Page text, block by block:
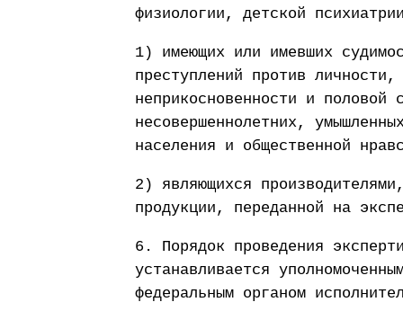
физиологии, детской
1) имеющих или имевших
преступлений против
неприкосновенности и
несовершеннолетних,
населения и общественной
2) являющихся
продукции, переданной на
6. Порядок проведения
устанавливается
федеральным органом